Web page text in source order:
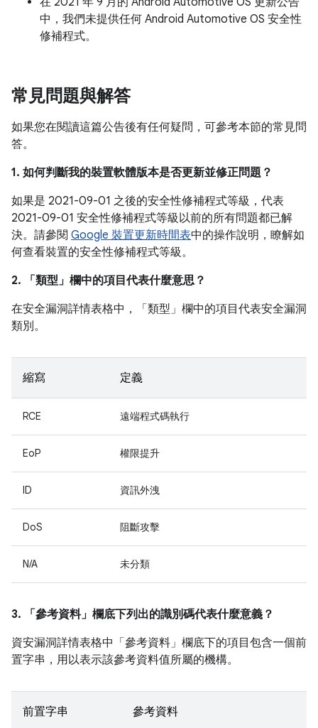
中，我們未提供任何 Android Automotive OS 安全性
修補程式。
常見問題與解答
如果您在閱讀這篇公告後有任何疑問，可參考本節的常見問
答。
1. 如何判斷我的裝置軟體版本是否更新並修正問題？
如果是 2021-09-01 之後的安全性修補程式等級，代表
2021-09-01 安全性修補程式等級以前的所有問題都已解
決。請參閱 Google 裝置更新時間表中的操作說明，瞭解如
何查看裝置的安全性修補程式等級。
2. 「類型」 欄中的項目代表什麼意思？
在安全漏洞詳情表格中，「類型」 欄中的項目代表安全漏洞
類別。
縮寫 定義
RCE 遠端程式碼執行
EoP 權限提升
ID 資訊外洩
DoS 阻斷攻擊
N/A 未分類
3. 「參考資料」 欄底下列出的識別碼代表什麼意義？
資安漏洞詳情表格中「參考資料」 欄底下的項目包含一個前
置字串，用以表示該參考資料值所屬的機構。
前置字串 參考資料